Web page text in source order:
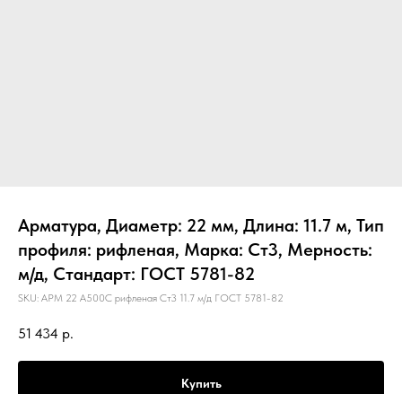
Арматура, Диаметр: 22 мм, Длина: 11.7 м, Тип
профиля: рифленая, Марка: Ст3, Мерность:
м/д, Стандарт: ГОСТ 5781-82
SKU: АРМ 22 А500С рифленая Ст3 11.7 м/д ГОСТ 5781-82
51 434 р.
Купить